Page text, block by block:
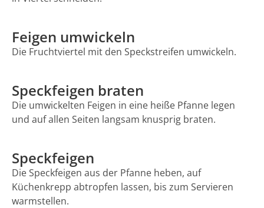
Feigen umwickeln
Die Fruchtviertel mit den Speckstreifen umwickeln.
Speckfeigen braten
Die umwickelten Feigen in eine heiße Pfanne legen
und auf allen Seiten langsam knusprig braten.
Speckfeigen
Die Speckfeigen aus der Pfanne heben, auf
Küchenkrepp abtropfen lassen, bis zum Servieren
warmstellen.